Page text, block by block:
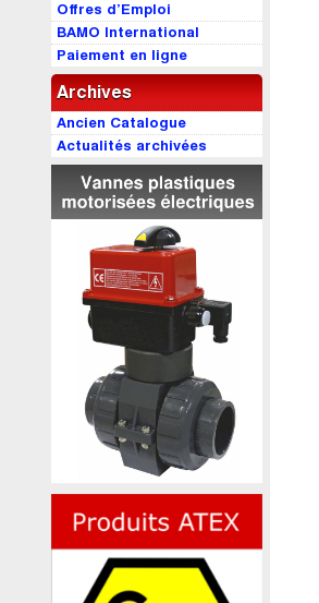
Offres d’Emploi
BAMO International
Paiement en ligne
Archives
Ancien Catalogue
Actualités archivées